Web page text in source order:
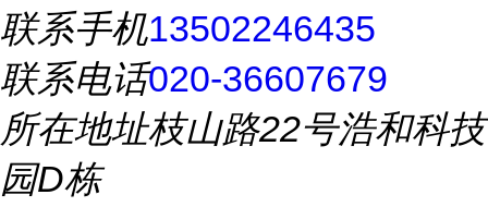
联系手机13502246435
联系电话020-36607679
所在地址枝山路22号浩和科技
园D栋